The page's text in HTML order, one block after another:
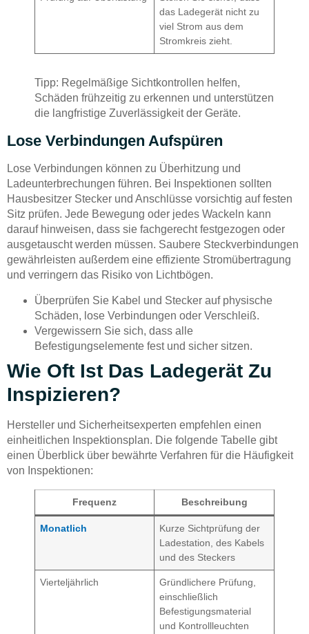
das Ladegerät nicht zu
viel Strom aus dem
Stromkreis zieht.
Tipp: Regelmäßige Sichtkontrollen helfen,
Schäden frühzeitig zu erkennen und unterstützen
die langfristige Zuverlässigkeit der Geräte.
Lose Verbindungen Aufspüren
Lose Verbindungen können zu Überhitzung und
Ladeunterbrechungen führen. Bei Inspektionen sollten
Hausbesitzer Stecker und Anschlüsse vorsichtig auf festen
Sitz prüfen. Jede Bewegung oder jedes Wackeln kann
darauf hinweisen, dass sie fachgerecht festgezogen oder
ausgetauscht werden müssen. Saubere Steckverbindungen
gewährleisten außerdem eine effiziente Stromübertragung
und verringern das Risiko von Lichtbögen.
Überprüfen Sie Kabel und Stecker auf physische
Schäden, lose Verbindungen oder Verschleiß.
Vergewissern Sie sich, dass alle
Befestigungselemente fest und sicher sitzen.
Wie Oft Ist Das Ladegerät Zu
Inspizieren?
Hersteller und Sicherheitsexperten empfehlen einen
einheitlichen Inspektionsplan. Die folgende Tabelle gibt
einen Überblick über bewährte Verfahren für die Häufigkeit
von Inspektionen:
Frequenz Beschreibung
Monatlich
Kurze Sichtprüfung der
Ladestation, des Kabels
und des Steckers
Vierteljährlich
Gründlichere Prüfung,
einschließlich
Befestigungsmaterial
und Kontrollleuchten